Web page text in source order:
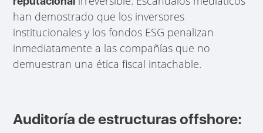
han demostrado que los inversores
institucionales y los fondos ESG penalizan
inmediatamente a las compañías que no
demuestran una ética fiscal intachable.
Auditoría de estructuras offshore: